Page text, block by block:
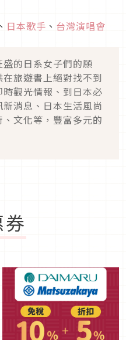
、 日本歌手 、 台灣演唱會
的日系女子們的願
旅遊書上絕對找不到
觀光情報、到日本必
新消息、日本生活風尚
文化等，豐富多元的